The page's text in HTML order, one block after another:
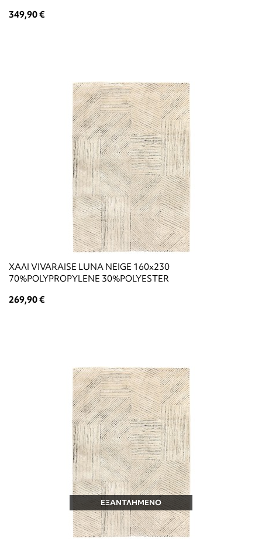
349,90 €
ΧΑΛΙ VIVARAISE LUNA NEIGE 160x230
70%POLYPROPYLENE 30%POLYESTER
269,90 €
ΕΞΑΝΤΛΗΜΕΝΟ